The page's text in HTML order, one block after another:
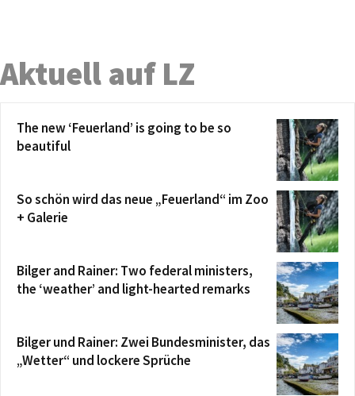
Aktuell auf LZ
The new ‘Feuerland’ is going to be so
beautiful
So schön wird das neue „Feuerland“ im Zoo
+ Galerie
Bilger and Rainer: Two federal ministers,
the ‘weather’ and light-hearted remarks
Bilger und Rainer: Zwei Bundesminister, das
„Wetter“ und lockere Sprüche